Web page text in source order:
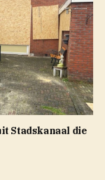
Stadskanaal die